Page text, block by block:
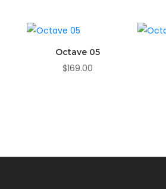
Octave 05
$169.00